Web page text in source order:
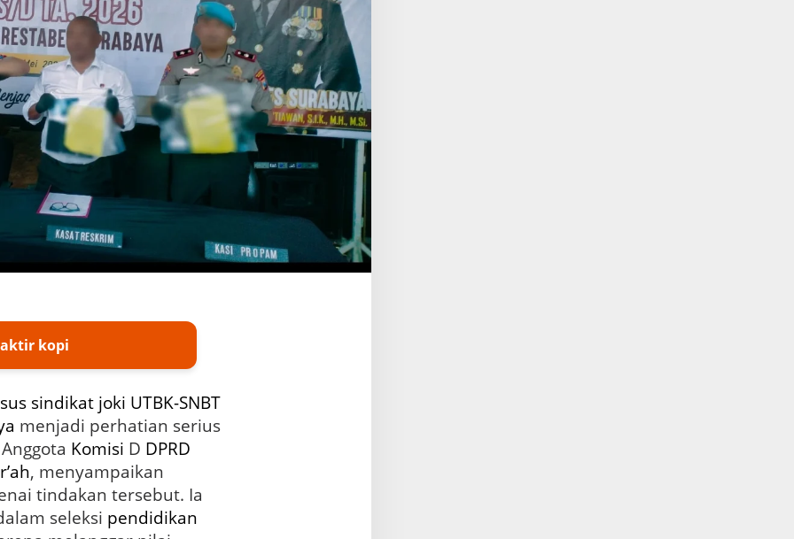
kopi
sindikat joki UTBK-SNBT
menjadi perhatian serius
Komisi D DPRD
, menyampaikan
tindakan tersebut. Ia
seleksi pendidikan